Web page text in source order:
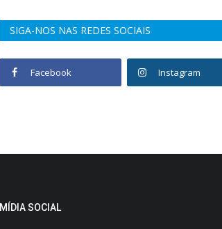
SIGA-NOS NAS REDES SOCIAIS
Facebook Instagram
MÍDIA SOCIAL